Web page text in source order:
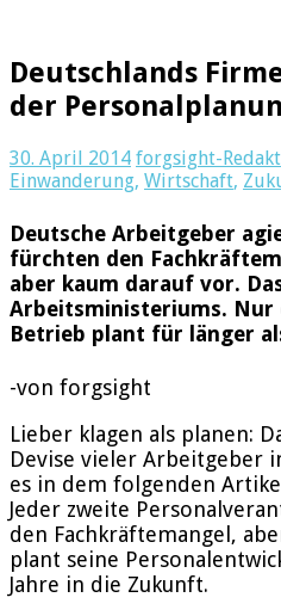
Deutschlands
der
30. April 2014 forgsight-
Einwanderung, Wirtschaft,
Deutsche Arbeitgeber
fürchten den
aber kaum darauf vor.
Arbeitsministeriums. Nur
Betrieb plant für länger
-von forgsight
Lieber klagen als planen:
Devise vieler Arbeitgeber
es in dem folgenden
Jeder zweite
den Fachkräftemangel,
plant seine
Jahre in die Zukunft.